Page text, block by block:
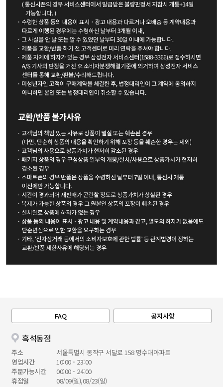
FAQ 공지사항
흑석동점
주소
서울특별시 동작구 서달로 158 명수대아파트
영업시간
10:00 - 23:00
주문가능시간
00:00 - 24:00
휴점일
08/09(일),08/23(일)